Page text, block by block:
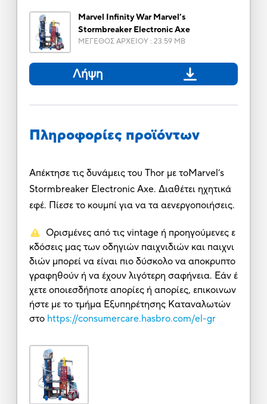
Marvel Infinity War Marvel’s
Stormbreaker Electronic Axe
ΜΕΓΕΘΟΣ ΑΡΧΕΙΟΥ: 23.59 MB
Λήψη
Πληροφορίες προϊόντων
Απέκτησε τις δυνάμεις του Thor με τοMarvel’s
Stormbreaker Electronic Axe. Διαθέτει ηχητικά
εφέ. Πίεσε το κουμπί για να τα αενεργοποιήσεις.
Ορισμένες από τις vintage ή προηγούμενες ε
κδόσεις μας των οδηγιών παιχνιδιών και παιχνι
διών μπορεί να είναι πιο δύσκολο να αποκρυπτο
γραφηθούν ή να έχουν λιγότερη σαφήνεια. Εάν έ
χετε οποιεσδήποτε απορίες ή απορίες, επικοινων
ήστε με το τμήμα Εξυπηρέτησης Καταναλωτών
στο https://consumercare.hasbro.com/el-gr